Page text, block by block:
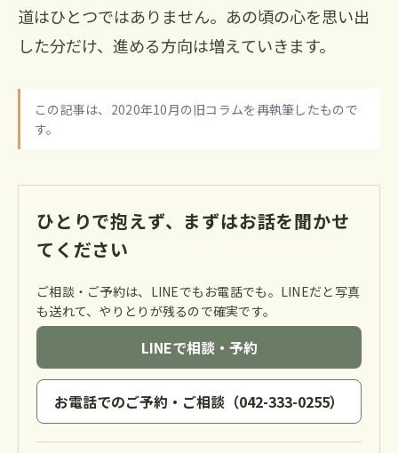
道はひとつではありません。あの頃の心を思い出
した分だけ、進める方向は増えていきます。
この記事は、2020年10月の旧コラムを再執筆したもので
す。
ひとりで抱えず、まずはお話を聞かせ
てください
ご相談・ご予約は、LINEでもお電話でも。LINEだと写真
も送れて、やりとりが残るので確実です。
LINEで相談・予約
お電話でのご予約・ご相談（042-333-0255）